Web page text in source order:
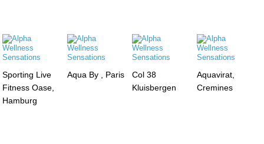
Sporting Live
Fitness Oase,
Hamburg
Aqua By , Paris
Col 38
Kluisbergen
Aquavirat,
Cremines